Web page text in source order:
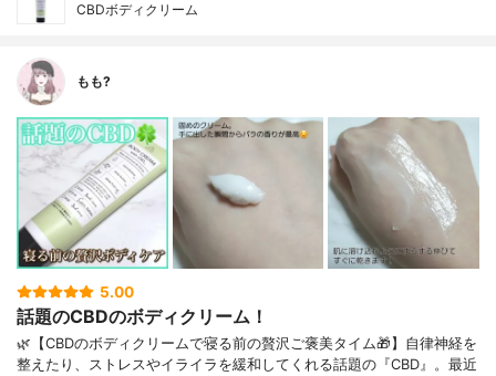
CBDボディクリーム
もも?
5.00
話題のCBDのボディクリーム！
🌿⁡【CBDのボディクリームで寝る前の⁡贅沢ご褒美タイム🎁】⁡⁡自律神経を
整えたり、ストレスやイラ⁡イラを緩和してくれる話題の『CBD』。⁡⁡最近